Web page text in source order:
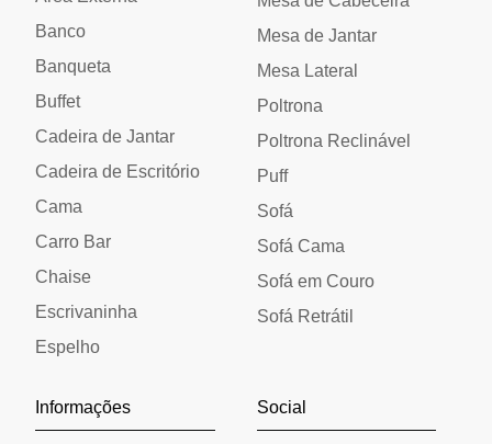
Banco
Banqueta
Buffet
Cadeira de Jantar
Cadeira de Escritório
Cama
Carro Bar
Chaise
Escrivaninha
Espelho
Mesa de Jantar
Mesa Lateral
Poltrona
Poltrona Reclinável
Puff
Sofá
Sofá Cama
Sofá em Couro
Sofá Retrátil
Informações Social